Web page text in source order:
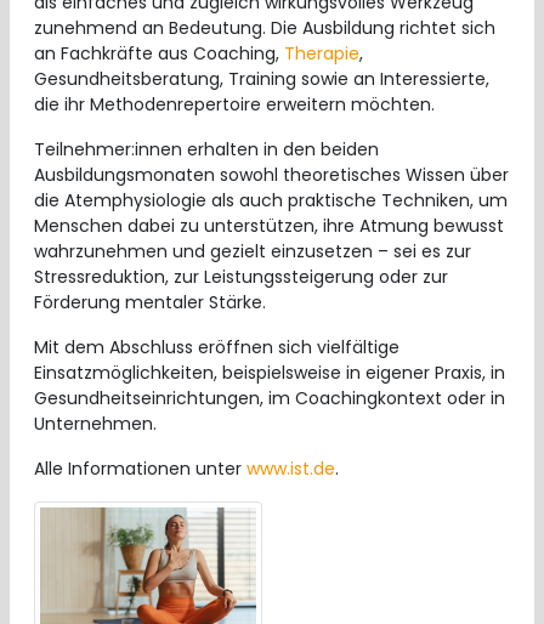
zunehmend an Bedeutung. Die Ausbildung richtet sich
an Fachkräfte aus Coaching, Therapie,
Gesundheitsberatung, Training sowie an Interessierte,
die ihr Methodenrepertoire erweitern möchten.
Teilnehmer:innen erhalten in den beiden
Ausbildungsmonaten sowohl theoretisches Wissen über
die Atemphysiologie als auch praktische Techniken, um
Menschen dabei zu unterstützen, ihre Atmung bewusst
wahrzunehmen und gezielt einzusetzen – sei es zur
Stressreduktion, zur Leistungssteigerung oder zur
Förderung mentaler Stärke.
Mit dem Abschluss eröffnen sich vielfältige
Einsatzmöglichkeiten, beispielsweise in eigener Praxis, in
Gesundheitseinrichtungen, im Coachingkontext oder in
Unternehmen.
​​​​​​​Alle Informationen unter www.ist.de.